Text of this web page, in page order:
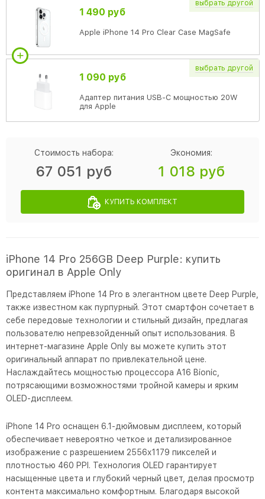
выбрать другой
1 490 руб
Apple iPhone 14 Pro Clear Case MagSafe
выбрать другой
1 090 руб
Адаптер питания USB-C мощностью 20W
для Apple
Стоимость набора:
67 051 руб
Экономия:
1 018 руб
КУПИТЬ КОМПЛЕКТ
iPhone 14 Pro 256GB Deep Purple: купить
оригинал в Apple Only
Представляем iPhone 14 Pro в элегантном цвете Deep Purple,
также известном как пурпурный. Этот смартфон сочетает в
себе передовые технологии и стильный дизайн, предлагая
пользователю непревзойденный опыт использования. В
интернет-магазине Apple Only вы можете купить этот
оригинальный аппарат по привлекательной цене.
Наслаждайтесь мощностью процессора A16 Bionic,
потрясающими возможностями тройной камеры и ярким
OLED-дисплеем.
iPhone 14 Pro оснащен 6.1-дюймовым дисплеем, который
обеспечивает невероятно четкое и детализированное
изображение с разрешением 2556x1179 пикселей и
плотностью 460 PPI. Технология OLED гарантирует
насыщенные цвета и глубокий черный цвет, делая просмотр
контента максимально комфортным. Благодаря высокой